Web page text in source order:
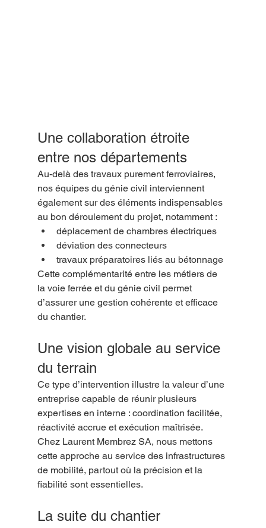
Une collaboration étroite
entre nos départements
Au-delà des travaux purement ferroviaires,
nos équipes du génie civil interviennent
également sur des éléments indispensables
au bon déroulement du projet, notamment :
déplacement de chambres électriques
déviation des connecteurs
travaux préparatoires liés au bétonnage
Cette complémentarité entre les métiers de
la voie ferrée et du génie civil permet
d’assurer une gestion cohérente et efficace
du chantier.
Une vision globale au service
du terrain
Ce type d’intervention illustre la valeur d’une
entreprise capable de réunir plusieurs
expertises en interne : coordination facilitée,
réactivité accrue et exécution maîtrisée.
Chez Laurent Membrez SA, nous mettons
cette approche au service des infrastructures
de mobilité, partout où la précision et la
fiabilité sont essentielles.
La suite du chantier